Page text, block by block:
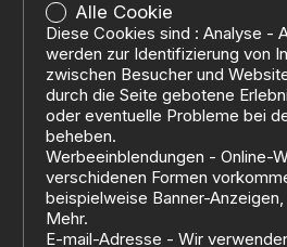
Alle Cookie
Diese Cookies sind : Analyse -
werden zur Identifizierung von
zwischen Besucher und
durch die Seite gebotene
oder eventuelle Probleme bei
beheben.
Werbeeinblendungen - Online-
verschidenen Formen
beispielweise Banner-
Mehr.
E-mail-Adresse - Wir